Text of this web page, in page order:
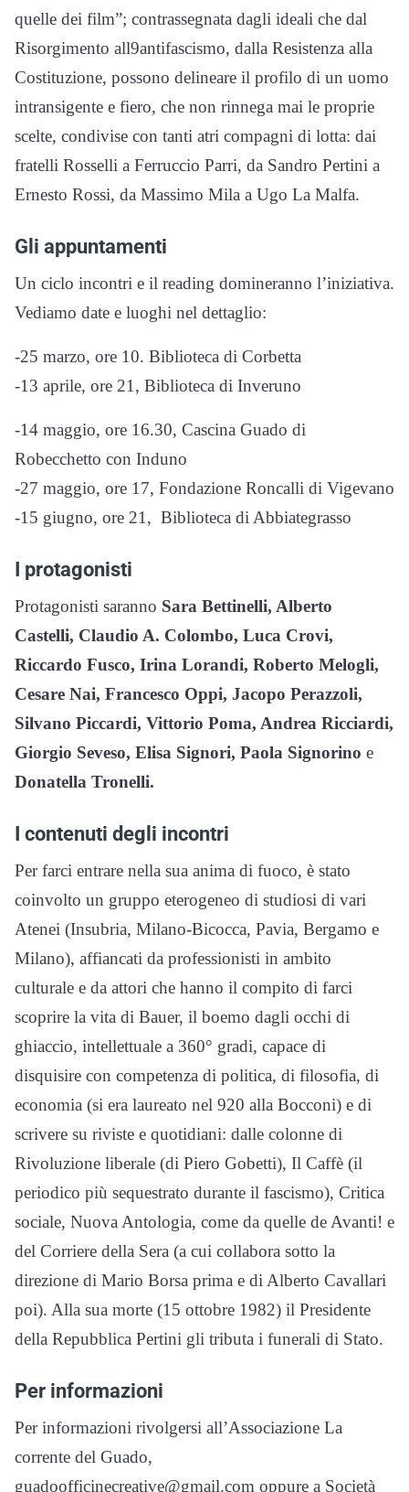
quelle dei film”; contrassegnata dagli ideali che dal
Risorgimento all9antifascismo, dalla Resistenza alla
Costituzione, possono delineare il profilo di un uomo
intransigente e fiero, che non rinnega mai le proprie
scelte, condivise con tanti atri compagni di lotta: dai
fratelli Rosselli a Ferruccio Parri, da Sandro Pertini a
Ernesto Rossi, da Massimo Mila a Ugo La Malfa.
Gli appuntamenti
Un ciclo incontri e il reading domineranno l’iniziativa.
Vediamo date e luoghi nel dettaglio:
-25 marzo, ore 10. Biblioteca di Corbetta
-13 aprile, ore 21, Biblioteca di Inveruno
-14 maggio, ore 16.30, Cascina Guado di
Robecchetto con Induno
-27 maggio, ore 17, Fondazione Roncalli di Vigevano
-15 giugno, ore 21, Biblioteca di Abbiategrasso
I protagonisti
Protagonisti saranno Sara Bettinelli, Alberto
Castelli, Claudio A. Colombo, Luca Crovi,
Riccardo Fusco, Irina Lorandi, Roberto Melogli,
Cesare Nai, Francesco Oppi, Jacopo Perazzoli,
Silvano Piccardi, Vittorio Poma, Andrea Ricciardi,
Giorgio Seveso, Elisa Signori, Paola Signorino e
Donatella Tronelli.
I contenuti degli incontri
Per farci entrare nella sua anima di fuoco, è stato
coinvolto un gruppo eterogeneo di studiosi di vari
Atenei (Insubria, Milano-Bicocca, Pavia, Bergamo e
Milano), affiancati da professionisti in ambito
culturale e da attori che hanno il compito di farci
scoprire la vita di Bauer, il boemo dagli occhi di
ghiaccio, intellettuale a 360° gradi, capace di
disquisire con competenza di politica, di filosofia, di
economia (si era laureato nel 920 alla Bocconi) e di
scrivere su riviste e quotidiani: dalle colonne di
Rivoluzione liberale (di Piero Gobetti), Il Caffè (il
periodico più sequestrato durante il fascismo), Critica
sociale, Nuova Antologia, come da quelle de Avanti! e
del Corriere della Sera (a cui collabora sotto la
direzione di Mario Borsa prima e di Alberto Cavallari
poi). Alla sua morte (15 ottobre 1982) il Presidente
della Repubblica Pertini gli tributa i funerali di Stato.
Per informazioni
Per informazioni rivolgersi all’Associazione La
corrente del Guado,
guadoofficinecreative@gmail.com oppure a Società